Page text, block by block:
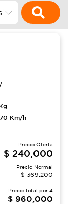
Km/h
Precio Oferta
$ 240,000
Precio Normal
$ 369,200
Precio total por 4
$ 960,000